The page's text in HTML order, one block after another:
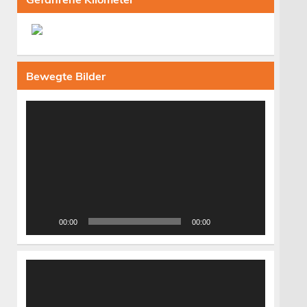
Bewegte Bilder
00:00 00:00
Video-